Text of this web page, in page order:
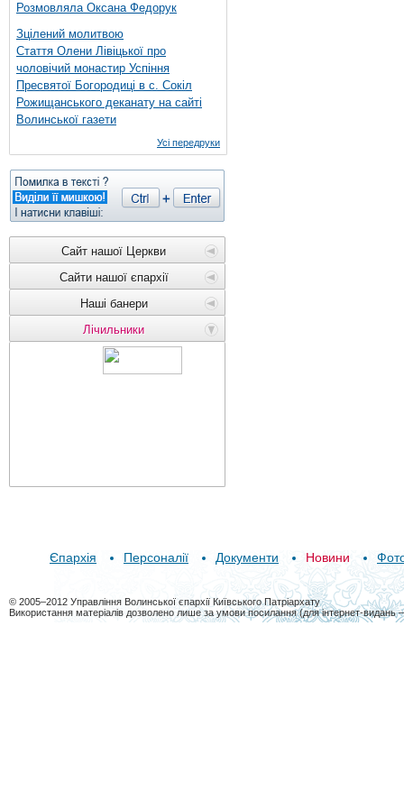
Розмовляла Оксана Федорук
Зцілений молитвою
Стаття Олени Лівіцької про
чоловічий монастир Успіння
Пресвятої Богородиці в с. Сокіл
Рожищанського деканату на сайті
Волинської газети
Усі передруки
Сайт нашої Церкви
Сайти нашої єпархії
Наші банери
Лічильники
Єпархія Персоналії Документи Новини
© 2005–2012 Управління Волинської єпархії Київського Патріархату
Використання матеріалів дозволено лише за умови посилання (для інтернет-видань